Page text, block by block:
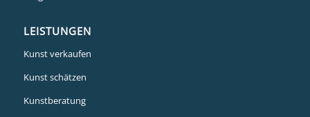
LEISTUNGEN
Kunst verkaufen
Kunst schätzen
Kunstberatung